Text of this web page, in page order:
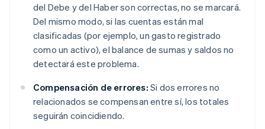
del Debe y del Haber son correctas, no se marcará.
Del mismo modo, si las cuentas están mal
clasificadas (por ejemplo, un gasto registrado
como un activo), el balance de sumas y saldos no
detectará este problema.
Compensación de errores: Si dos errores no
relacionados se compensan entre sí, los totales
seguirán coincidiendo.